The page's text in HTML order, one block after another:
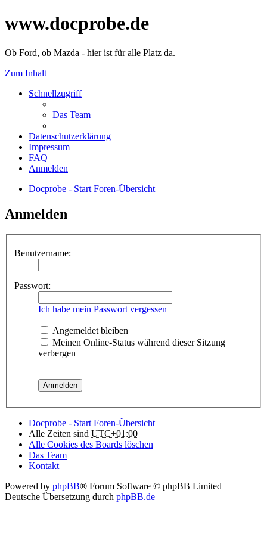
www.docprobe.de
Ob Ford, ob Mazda - hier ist für alle Platz da.
Zum Inhalt
Schnellzugriff
Das Team
Datenschutzerklärung
Impressum
FAQ
Anmelden
Docprobe - Start Foren-Übersicht
Anmelden
Benutzername:
Passwort:
Ich habe mein Passwort vergessen
Angemeldet bleiben
Meinen Online-Status während dieser Sitzung
verbergen
Docprobe - Start Foren-Übersicht
Alle Zeiten sind UTC+01:00
Alle Cookies des Boards löschen
Das Team
Kontakt
Powered by phpBB® Forum Software © phpBB Limited
Deutsche Übersetzung durch phpBB.de